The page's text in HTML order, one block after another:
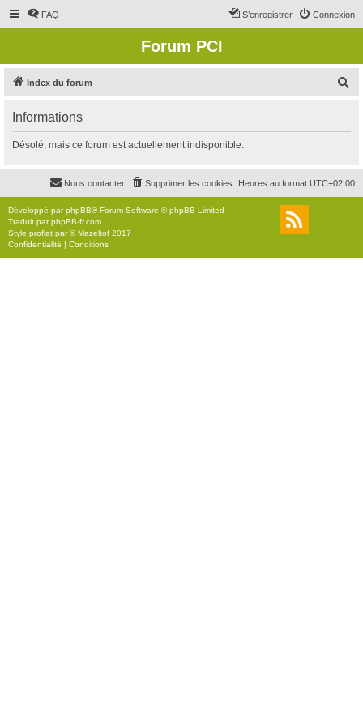
FAQ Connexion
S’enregistrer
Forum PCI
Index du forum
r
c
r
Informations
Désolé, mais ce forum est actuellement indisponible.
Heures au format UTC+02:00
Supprimer les cookies
Nous contacter
Développé parphpBB® Forum Software © phpBB Limited
Traduit parphpBB-fr.com
Style proflat par ©Mazeltof 2017
Confidentialité | Conditions